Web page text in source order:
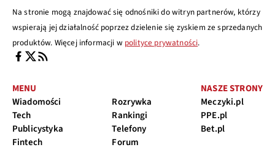
Na stronie mogą znajdować się odnośniki do witryn partnerów, którzy
wspierają jej działalność poprzez dzielenie się zyskiem ze sprzedanych
produktów. Więcej informacji w polityce prywatności.
MENU
Wiadomości
Tech
Publicystyka
Fintech
Rozrywka
Rankingi
Telefony
Forum
NASZE STRONY
Meczyki.pl
PPE.pl
Bet.pl